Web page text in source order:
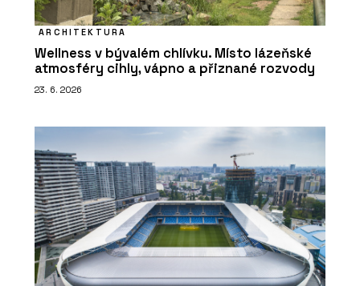
ARCHITEKTURA
Wellness v bývalém chlívku. Místo lázeňské
atmosféry cihly, vápno a přiznané rozvody
23. 6. 2026